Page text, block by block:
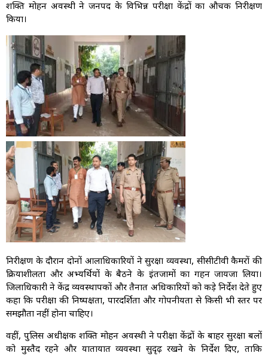
शक्ति मोहन अवस्थी ने जनपद के विभिन्न परीक्षा केंद्रों का औचक निरीक्षण
किया।
निरीक्षण के दौरान दोनों आलाधिकारियों ने सुरक्षा व्यवस्था, सीसीटीवी कैमरों की
क्रियाशीलता और अभ्यर्थियों के बैठने के इंतजामों का गहन जायजा लिया।
जिलाधिकारी ने केंद्र व्यवस्थापकों और तैनात अधिकारियों को कड़े निर्देश देते हुए
कहा कि परीक्षा की निष्पक्षता, पारदर्शिता और गोपनीयता से किसी भी स्तर पर
समझौता नहीं होना चाहिए।
वहीं, पुलिस अधीक्षक शक्ति मोहन अवस्थी ने परीक्षा केंद्रों के बाहर सुरक्षा बलों
को मुस्तैद रहने और यातायात व्यवस्था सुदृढ़ रखने के निर्देश दिए, ताकि